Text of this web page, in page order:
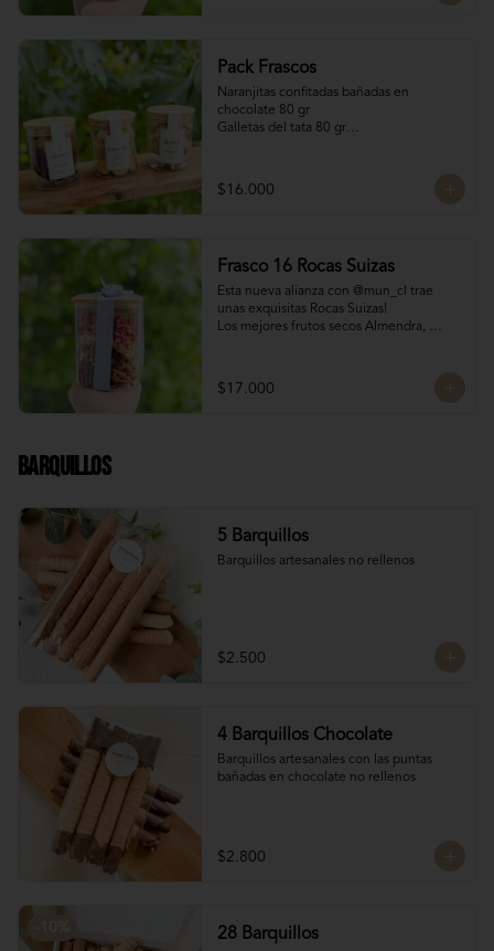
Pack Frascos
Naranjitas confitadas bañadas en
chocolate 80 gr
Galletas del tata 80 gr
$16.000
Frasco 16 Rocas Suizas
Esta nueva alianza con @mun_cl trae
unas exquisitas Rocas Suizas!
Los mejores frutos secos Almendra,
4 tipos de chocolate
Chocolate Bitter
$17.000
Barquillos
5 Barquillos
Barquillos artesanales no rellenos
$2.500
4 Barquillos Chocolate
Barquillos artesanales con las puntas
bañadas en chocolate no rellenos
$2.800
28 Barquillos